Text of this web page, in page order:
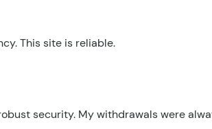
This site is reliable.
security. My withdrawals were